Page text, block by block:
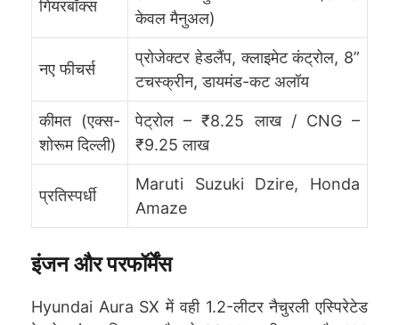
गियरबॉक्स
केवल मैनुअल)
नए फीचर्स
प्रोजेक्टर हेडलैंप, क्लाइमेट कंट्रोल, 8”
टचस्क्रीन, डायमंड-कट अलॉय
कीमत (एक्स-
शोरूम दिल्ली)
पेट्रोल – ₹8.25 लाख / CNG –
₹9.25 लाख
प्रतिस्पर्धी
Maruti Suzuki Dzire, Honda
Amaze
इंजन और परफॉर्मेंस
Hyundai Aura SX में वही 1.2-लीटर नैचुरली एस्पिरेटेड